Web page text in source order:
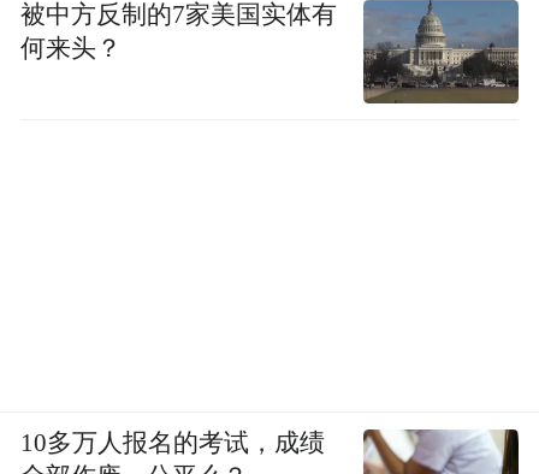
被中方反制的7家美国实体有
何来头？
10多万人报名的考试，成绩